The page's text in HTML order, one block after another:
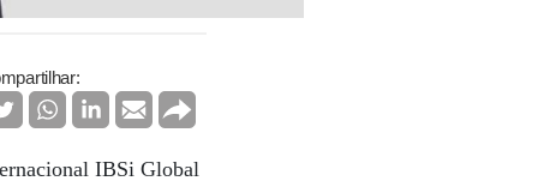
IBSi Global